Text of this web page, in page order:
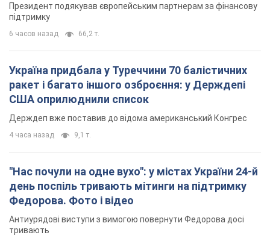
Президент подякував європейським партнерам за фінансову
підтримку
6 часов назад 66,2 т.
Україна придбала у Туреччини 70 балістичних
ракет і багато іншого озброєння: у Держдепі
США оприлюднили список
Держдеп вже поставив до відома американський Конгрес
4 часа назад 9,1 т.
"Нас почули на одне вухо": у містах України 24-й
день поспіль тривають мітинги на підтримку
Федорова. Фото і відео
Антиурядові виступи з вимогою повернути Федорова досі
тривають